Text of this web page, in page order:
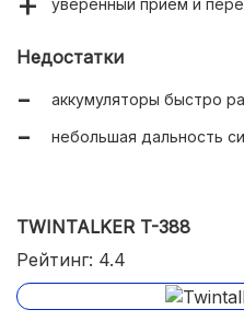
Недостатки
аккумуляторы быстро
небольшая дальность
TWINTALKER T-388
Рейтинг: 4.4